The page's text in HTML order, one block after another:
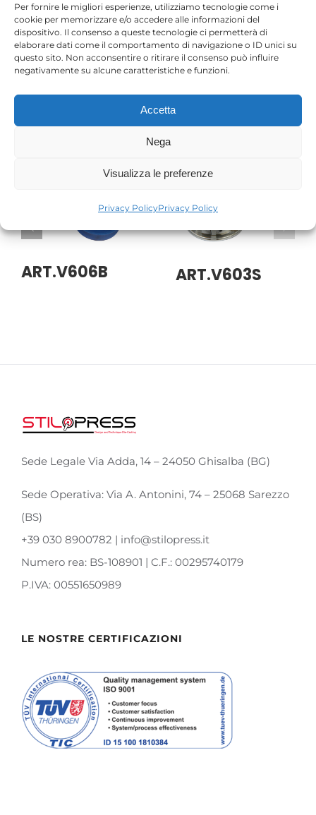
Per fornire le migliori esperienze, utilizziamo tecnologie come i
cookie per memorizzare e/o accedere alle informazioni del
dispositivo. Il consenso a queste tecnologie ci permetterà di
elaborare dati come il comportamento di navigazione o ID unici su
questo sito. Non acconsentire o ritirare il consenso può influire
negativamente su alcune caratteristiche e funzioni.
Accetta
Nega
Visualizza le preferenze
Privacy PolicyPrivacy Policy
Project Details
Categories: Accessori
Progetti correlati
ART.V606B ART.V603S
Sede Legale Via Adda, 14 – 24050 Ghisalba (BG)
Sede Operativa: Via A. Antonini, 74 – 25068 Sarezzo
(BS)
+39 030 8900782 | info@stilopress.it
Numero rea: BS-108901 | C.F.: 00295740179
P.IVA: 00551650989
LE NOSTRE CERTIFICAZIONI